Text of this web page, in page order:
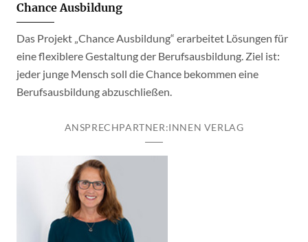
Chance Ausbildung
Das Projekt „Chance Ausbildung“ erarbeitet Lösungen für
eine flexiblere Gestaltung der Berufsausbildung. Ziel ist:
jeder junge Mensch soll die Chance bekommen eine
Berufsausbildung abzuschließen.
ANSPRECHPARTNER:INNEN VERLAG